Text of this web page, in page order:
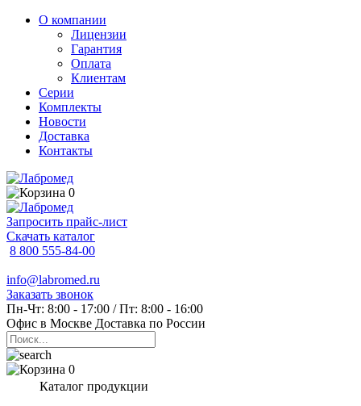
О компании
Лицензии
Гарантия
Оплата
Клиентам
Серии
Комплекты
Новости
Доставка
Контакты
0
Запросить прайс-лист
Скачать каталог
8 800 555-84-00
info@labromed.ru
Заказать звонок
Пн-Чт: 8:00 - 17:00 / Пт: 8:00 - 16:00
Офис в Москве Доставка по России
0
Каталог продукции